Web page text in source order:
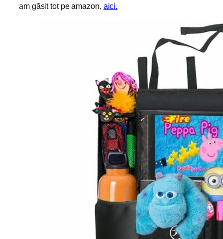
am găsit tot pe amazon, aici.